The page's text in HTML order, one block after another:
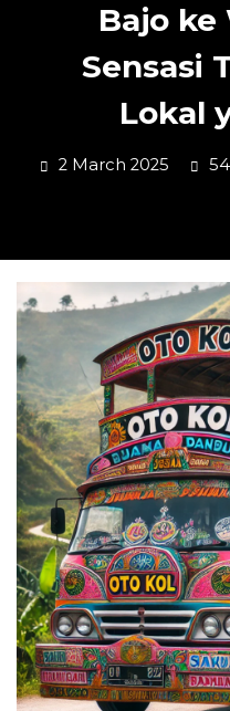
Bajo ke
Sensasi
Lokal
2 March 2025